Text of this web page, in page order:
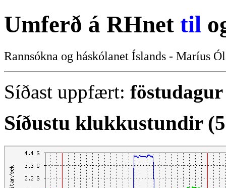
Umferð á RHnet til
Rannsókna og háskólanet Íslands - Maríus
Síðast uppfært: föstudagur
Síðustu klukkustundir